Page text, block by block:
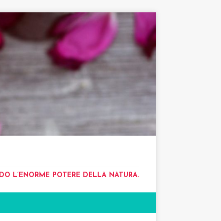
L’ENORME POTERE DELLA NATURA.